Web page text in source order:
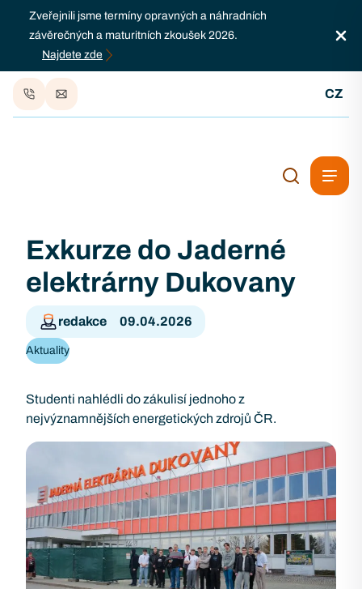
Zveřejnili jsme termíny opravných a náhradních
závěrečných a maturitních zkoušek 2026.
Najdete zde
CZ
Exkurze do Jaderné
elektrárny Dukovany
redakce 09.04.2026
Aktuality
Studenti nahlédli do zákulisí jednoho z
nejvýznamnějších energetických zdrojů ČR.